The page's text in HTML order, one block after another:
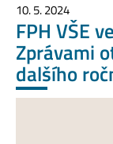
10. 5. 2024
FPH VŠE
Zprávami
dalšího